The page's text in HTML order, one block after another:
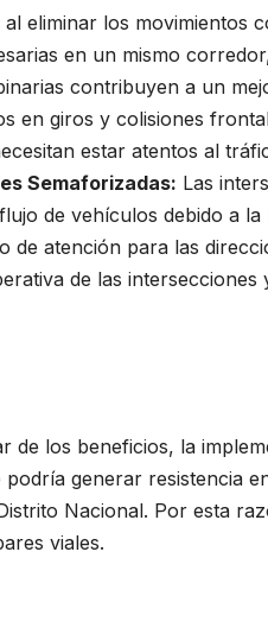
al eliminar los movimientos
en un mismo
contribuyen a un
en giros y colisiones
estar atentos al
Semaforizadas: Las
de vehículos debido a
atención para las
de las
de los beneficios, la
podría generar resistencia
Nacional. Por esta
viales.